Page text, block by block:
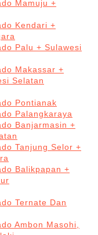
Mamuju +
Kendari +
Palu + Sulawesi
Makassar +
Selatan
Pontianak
Palangkaraya
Banjarmasin +
Tanjung Selor +
Balikpapan +
Ternate Dan
Ambon Masohi,